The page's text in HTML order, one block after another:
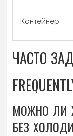
Контейнер
ЧАСТО
МОЖНО ЛИ
БЕЗ